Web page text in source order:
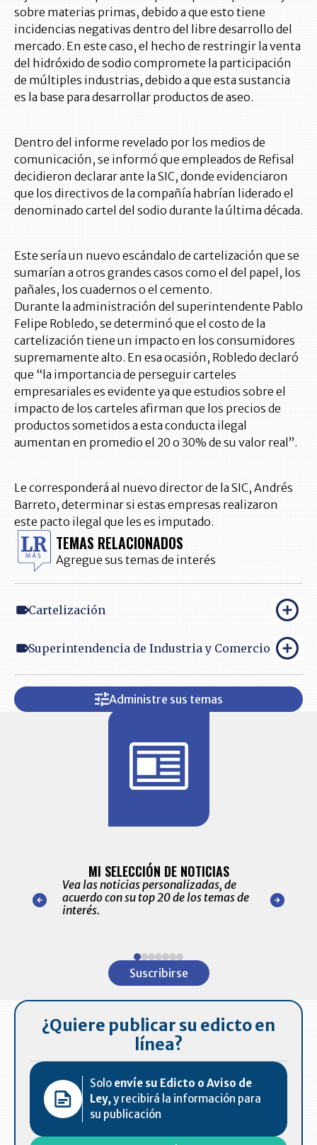
sobre materias primas, debido a que esto tiene
incidencias negativas dentro del libre desarrollo del
mercado. En este caso, el hecho de restringir la venta
del hidróxido de sodio compromete la participación
de múltiples industrias, debido a que esta sustancia
es la base para desarrollar productos de aseo.
Dentro del informe revelado por los medios de
comunicación, se informó que empleados de Refisal
decidieron declarar ante la SIC, donde evidenciaron
que los directivos de la compañía habrían liderado el
denominado cartel del sodio durante la última década.
Este sería un nuevo escándalo de cartelización que se
sumarían a otros grandes casos como el del papel, los
pañales, los cuadernos o el cemento.
Durante la administración del superintendente Pablo
Felipe Robledo, se determinó que el costo de la
cartelización tiene un impacto en los consumidores
supremamente alto. En esa ocasión, Robledo declaró
que “la importancia de perseguir carteles
empresariales es evidente ya que estudios sobre el
impacto de los carteles afirman que los precios de
productos sometidos a esta conducta ilegal
aumentan en promedio el 20 o 30% de su valor real”.
Le corresponderá al nuevo director de la SIC, Andrés
Barreto, determinar si estas empresas realizaron
este pacto ilegal que les es imputado.
TEMAS RELACIONADOS
Agregue sus temas de interés
Cartelización
Superintendencia de Industria y Comercio
Administre sus temas
nuestro
para
MI SELECCIÓN DE NOTICIAS
Vea las noticias personalizadas, de
acuerdo con su top 20 de los temas de
interés.
de las
Suscribirse
¿Quiere publicar su edicto en
línea?
Solo envíe su Edicto o Aviso de
Ley,y recibirá la información para
su publicación